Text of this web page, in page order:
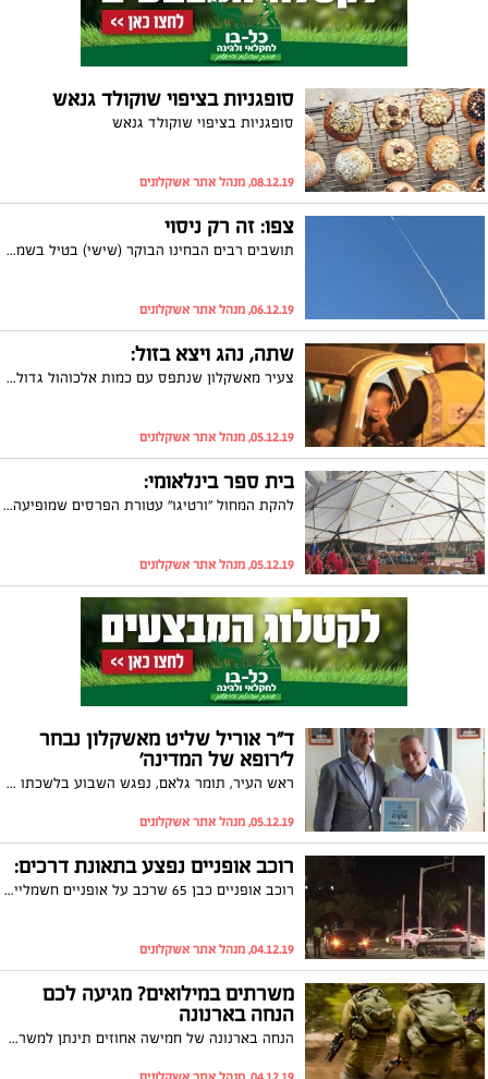
סופגניות בציפוי שוקולד גנאש
סופגניות בציפוי שוקולד גנאש
08.12.19, מנהל אתר אשקלונים
צפו: זה רק ניסוי
תושבים רבים הבחינו הבוקר (שישי) בטיל בשמי העיר. עד מהרה הודיעה מערכת הביטחון כי מדובר בניסוי שתוכנן מראש
06.12.19, מנהל אתר אשקלונים
שתה, נהג ויצא בזול:
צעיר מאשקלון שנתפס עם כמות אלכוהול גדולה פי למעלה מ10! מהמותר בחוק בעת הנהיגה, יקבל שלושה חודשי שלילה בלבד. את הצעיר ייצג עורך הדין רובי גלבוע
05.12.19, מנהל אתר אשקלונים
בית ספר בינלאומי:
להקת המחול "ורטיגו" עטורת הפרסים שמופיעה בארץ ובחו"ל הגיעה להופעה מיוחדת בבית הספר 'אורט הנרי רונסון', התלמידים לא נשארו אדישים
05.12.19, מנהל אתר אשקלונים
ד"ר אוריל שליט מאשקלון נבחר
ל'רופא של המדינה'
ראש העיר, תומר גלאם, נפגש השבוע בלשכתו עם ד"ר אוריל שליט, רופא משפחה בסניף 'בית פרנק' בקופת חולים 'לאומית' באשקלון לרגל זכייתו בתואר 'הרופא המסור של המדינה לשנת 2019' מטעם 'קרן דניאלי'. ד"ר שליט זכה בפרס יחד עם עוד 12 רופאים בלבד ברחבי הארץ, כאשר הוא מהווה את הנציג היחיד לאשקלון ולדרום בכלל
05.12.19, מנהל אתר אשקלונים
רוכב אופניים נפצע בתאונת דרכים:
רוכב אופניים כבן 65 שרכב על אופניים חשמליים נפצע בינוני בתאונה באשקלון
04.12.19, מנהל אתר אשקלונים
משרתים במילואים? מגיעה לכם
הנחה בארנונה
הנחה בארנונה של חמישה אחוזים תינתן למשרתי המילואים רטרואטיבית שלוש שנים אחורה. כך אישרה השבוע מועצת העיר